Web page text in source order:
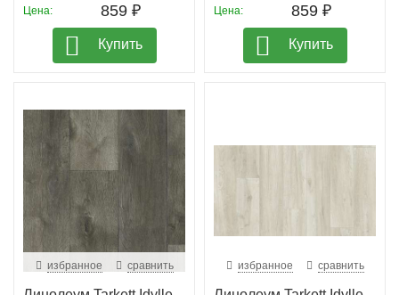
Цена: 859 ₽
Купить
Цена: 859 ₽
Купить
избранное сравнить избранное сравнить